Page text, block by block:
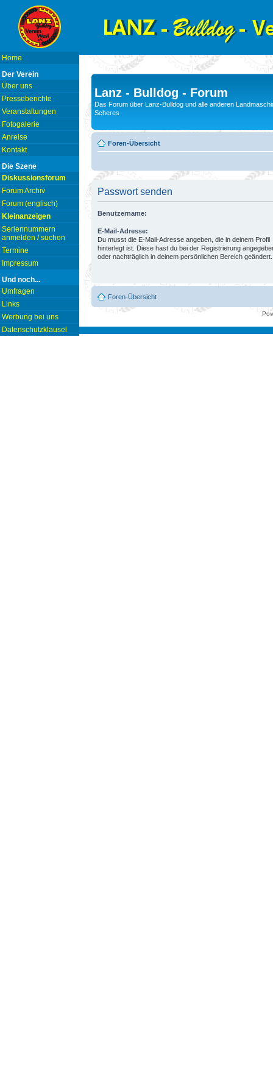
Home
Der Verein
Über uns
Presseberichte
Veranstaltungen
Fotogalerie
Anreise
Kontakt
Die Szene
Diskussionsforum
Forum Archiv
Forum (englisch)
Kleinanzeigen
Seriennummern
anmelden / suchen
Termine
Impressum
Und noch...
Umfragen
Links
Werbung bei uns
Datenschutzklausel
Lanz - Bulldog - Forum
Das Forum über Lanz-Bulldog und alle anderen
Scheres
Foren-Übersicht
Passwort senden
Benutzername:
E-Mail-Adresse:
Du musst die E-Mail-Adresse angeben, die in deinem Profil
hinterlegt ist. Diese hast du bei der Registrierung
oder nachträglich in deinem persönlichen Bereich geändert.
Foren-Übersicht